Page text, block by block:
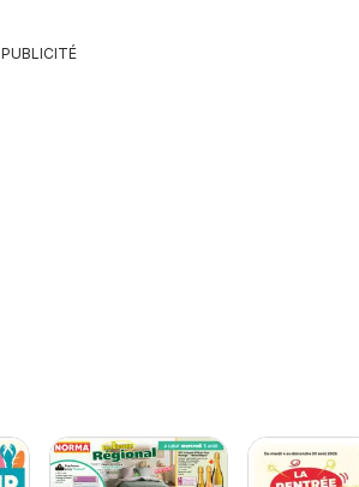
PUBLICITÉ